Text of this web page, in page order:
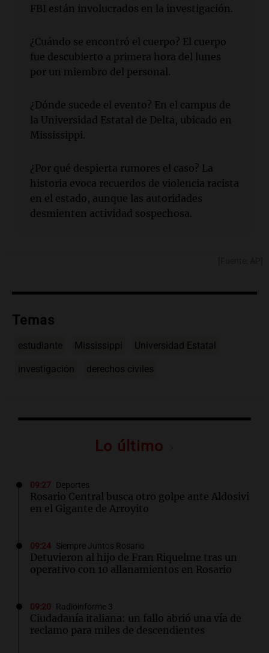
FBI están involucrados en la investigación.
¿Cuándo se encontró el cuerpo? El cuerpo
fue descubierto a primera hora del lunes
por un miembro del personal.
¿Dónde sucede el evento? En el campus de
la Universidad Estatal de Delta, ubicado en
Mississippi.
¿Por qué despierta rumores el caso? La
historia evoca recuerdos de violencia racista
en el estado, aunque las autoridades
desmienten actividad sospechosa.
Temas
estudiante Mississippi Universidad Estatal
investigación derechos civiles
Lo último
09:27 Deportes
Rosario Central busca otro golpe ante Aldosivi
en el Gigante de Arroyito
09:24 Siempre Juntos Rosario
Detuvieron al hijo de Fran Riquelme tras un
operativo con 10 allanamientos en Rosario
09:20 Radioinforme 3
Ciudadanía italiana: un fallo abrió una vía de
reclamo para miles de descendientes